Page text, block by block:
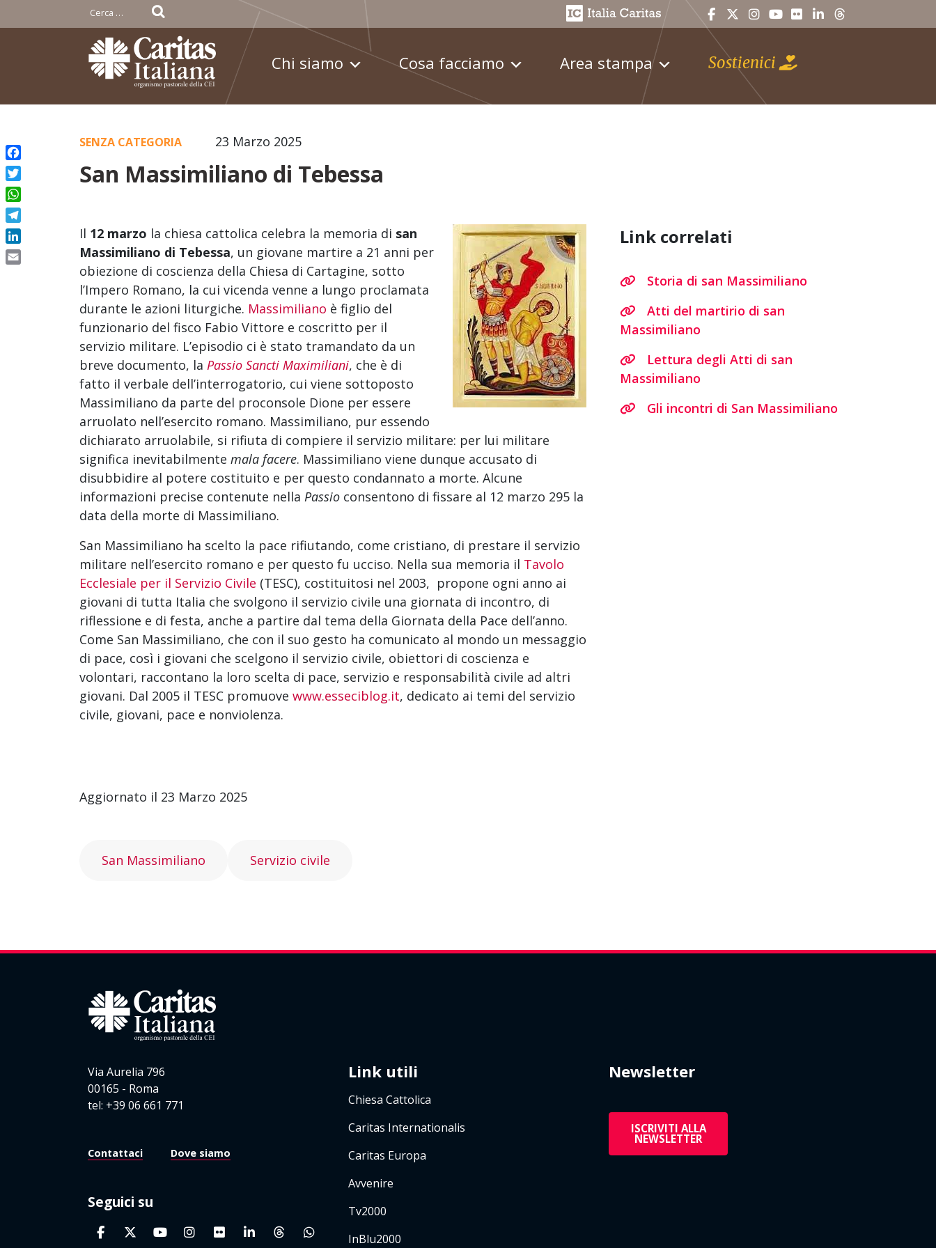
Skip
to
content
Ricerca
per:
Chi siamo Cosa facciamo Area stampa Sostienici
23 Marzo 2025
SENZA CATEGORIA
San Massimiliano di Tebessa
Il 12 marzo la chiesa cattolica celebra la memoria di san
Massimiliano di Tebessa, un giovane martire a 21 anni per
obiezione di coscienza della Chiesa di Cartagine, sotto
l’Impero Romano, la cui vicenda venne a lungo proclamata
durante le azioni liturgiche. Massimiliano è figlio del
funzionario del fisco Fabio Vittore e coscritto per il
servizio militare. L’episodio ci è stato tramandato da un
breve documento, la Passio Sancti Maximiliani, che è di
fatto il verbale dell’interrogatorio, cui viene sottoposto
Massimiliano da parte del proconsole Dione per essere
arruolato nell’esercito romano. Massimiliano, pur essendo
dichiarato arruolabile, si rifiuta di compiere il servizio militare: per lui militare
significa inevitabilmente mala facere. Massimiliano viene dunque accusato di
disubbidire al potere costituito e per questo condannato a morte. Alcune
informazioni precise contenute nella Passio consentono di fissare al 12 marzo 295 la
data della morte di Massimiliano.
San Massimiliano ha scelto la pace rifiutando, come cristiano, di prestare il servizio
militare nell’esercito romano e per questo fu ucciso. Nella sua memoria il Tavolo
Ecclesiale per il Servizio Civile (TESC), costituitosi nel 2003, propone ogni anno ai
giovani di tutta Italia che svolgono il servizio civile una giornata di incontro, di
riflessione e di festa, anche a partire dal tema della Giornata della Pace dell’anno.
Come San Massimiliano, che con il suo gesto ha comunicato al mondo un messaggio
di pace, così i giovani che scelgono il servizio civile, obiettori di coscienza e
volontari, raccontano la loro scelta di pace, servizio e responsabilità civile ad altri
giovani. Dal 2005 il TESC promuove www.esseciblog.it, dedicato ai temi del servizio
civile, giovani, pace e nonviolenza.
Aggiornato il 23 Marzo 2025
San Massimiliano Servizio civile
Link correlati
Storia di san Massimiliano
Atti del martirio di san
Massimiliano
Lettura degli Atti di san
Massimiliano
Gli incontri di San Massimiliano
Via Aurelia 796
00165 - Roma
tel: +39 06 661 771
Contattaci Dove siamo
Seguici su
Link utili
Chiesa Cattolica
Caritas Internationalis
Caritas Europa
Avvenire
Tv2000
InBlu2000
Newsletter
ISCRIVITI ALLA
NEWSLETTER
Facebook
Twitter
WhatsApp
Telegram
LinkedIn